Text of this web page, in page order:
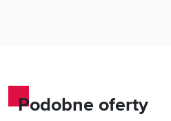
Podobne oferty